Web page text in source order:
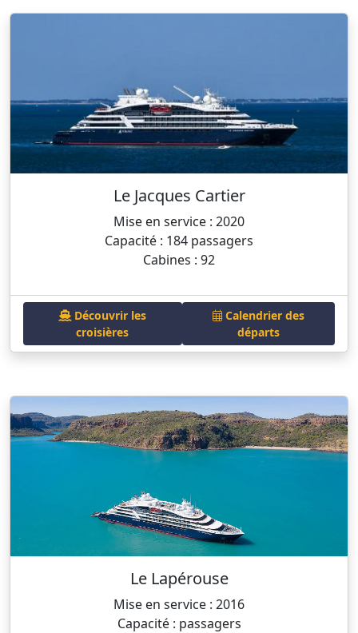
Le Jacques Cartier
Mise en service : 2020
Capacité : 184 passagers
Cabines : 92
Découvrir les
croisières
Calendrier des
départs
Le Lapérouse
Mise en service : 2016
Capacité : passagers